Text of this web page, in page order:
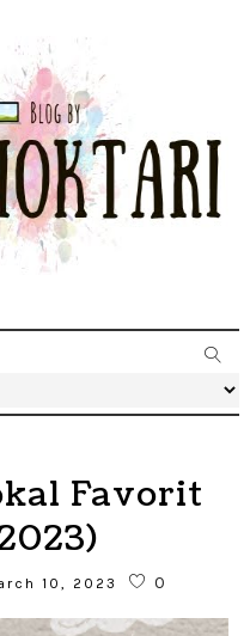
Favorit
10, 2023 0